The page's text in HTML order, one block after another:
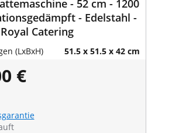
- 52 cm - 1200
- Edelstahl -
Catering
(LxBxH) 51.5 x 51.5 x 42 cm
€